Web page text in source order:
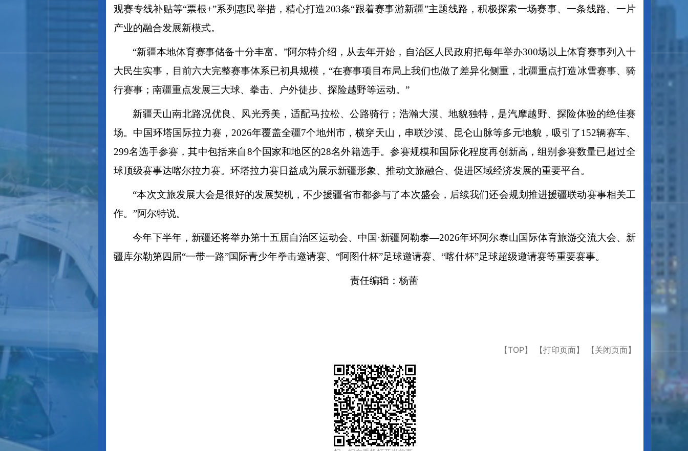
观赛专线补贴等“票根+”系列惠民举措，精心打造203条“跟着赛事游新疆”主题线路，积极探索一场赛事、一条线路、一片
产业的融合发展新模式。
“新疆本地体育赛事储备十分丰富。”阿尔特介绍，从去年开始，自治区人民政府把每年举办300场以上体育赛事列入十
大民生实事，目前六大完整赛事体系已初具规模，“在赛事项目布局上我们也做了差异化侧重，北疆重点打造冰雪赛事、骑
行赛事；南疆重点发展三大球、拳击、户外徒步、探险越野等运动。”
新疆天山南北路况优良、风光秀美，适配马拉松、公路骑行；浩瀚大漠、地貌独特，是汽摩越野、探险体验的绝佳赛
场。中国环塔国际拉力赛，2026年覆盖全疆7个地州市，横穿天山，串联沙漠、昆仑山脉等多元地貌，吸引了152辆赛车、
299名选手参赛，其中包括来自8个国家和地区的28名外籍选手。参赛规模和国际化程度再创新高，组别参赛数量已超过全
球顶级赛事达喀尔拉力赛。环塔拉力赛日益成为展示新疆形象、推动文旅融合、促进区域经济发展的重要平台。
“本次文旅发展大会是很好的发展契机，不少援疆省市都参与了本次盛会，后续我们还会规划推进援疆联动赛事相关工
作。”阿尔特说。
今年下半年，新疆还将举办第十五届自治区运动会、中国 ·新疆阿勒泰—2026年环阿尔泰山国际体育旅游交流大会、新
疆库尔勒第四届“一带一路”国际青少年拳击邀请赛、“阿图什杯”足球邀请赛、“喀什杯”足球超级邀请赛等重要赛事。
责任编辑：杨蕾
【TOP】 【打印页面】 【关闭页面】